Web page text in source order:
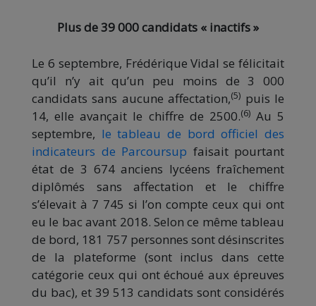
Plus de 39 000 candidats « inactifs »
Le 6 septembre, Frédérique Vidal se félicitait
qu’il n’y ait qu’un peu moins de 3 000
candidats sans aucune affectation,(5) puis le
14, elle avançait le chiffre de 2500.(6)Au 5
septembre, le tableau de bord officiel des
indicateurs de Parcoursup faisait pourtant
état de 3 674 anciens lycéens fraîchement
diplômés sans affectation et le chiffre
s’élevait à 7 745 si l’on compte ceux qui ont
eu le bac avant 2018. Selon ce même tableau
de bord, 181 757 personnes sont désinscrites
de la plateforme (sont inclus dans cette
catégorie ceux qui ont échoué aux épreuves
du bac), et 39 513 candidats sont considérés